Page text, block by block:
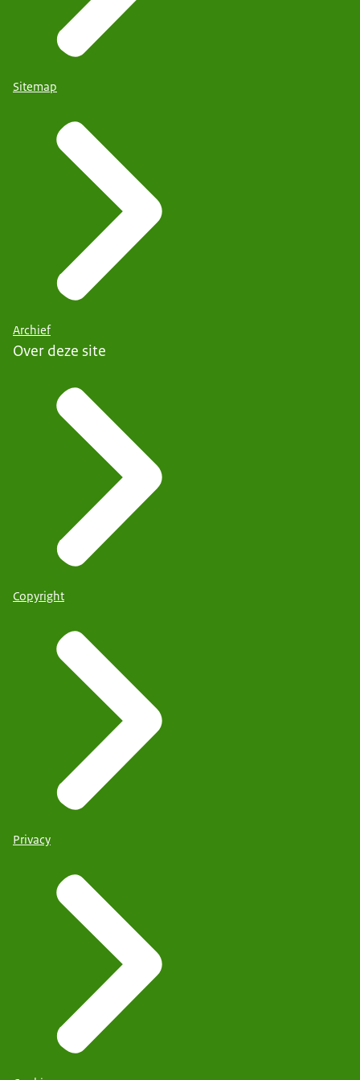
Sitemap
Archief
Over deze site
Copyright
Privacy